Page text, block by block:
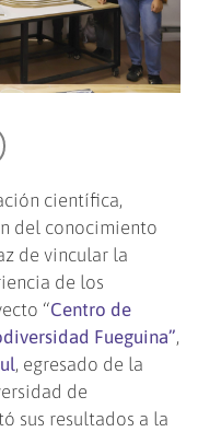
científica,
del conocimiento
de vincular la
de los
“Centro de
Fueguina”,
, egresado de la
de
sus resultados a la